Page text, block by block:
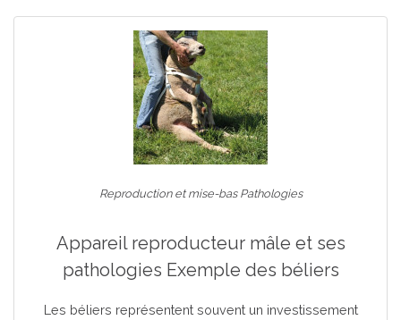
Reproduction et mise-bas Pathologies
Appareil reproducteur mâle et ses
pathologies Exemple des béliers
Les béliers représentent souvent un investissement